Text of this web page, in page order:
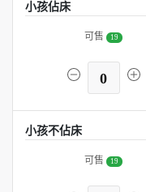
小孩佔床
可售 19
0
小孩不佔床
可售 19